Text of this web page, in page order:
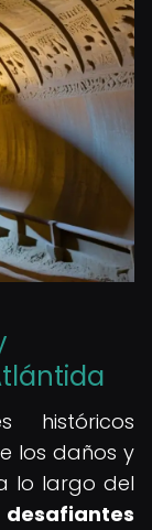
históricos
los daños y
lo largo del
desafiantes